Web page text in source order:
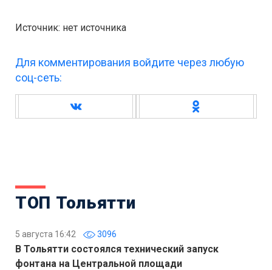
Источник: нет источника
Для комментирования войдите через любую
соц-сеть:
ТОП Тольятти
5 августа 16:42 3096
В Тольятти состоялся технический запуск
фонтана на Центральной площади